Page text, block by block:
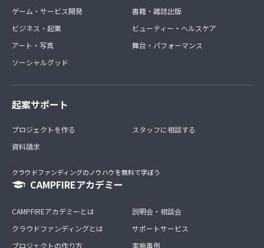
ゲーム・サービス開発
ビジネス・起業
アート・写真
ソーシャルグッド
書籍・雑誌出版
ビューティー・ヘルスケア
舞台・パフォーマンス
起案サポート
プロジェクトを作る
資料請求
スタッフに相談する
クラウドファンディングのノウハウを無料で学ぼう
CAMPFIREアカデミー
CAMPFIREアカデミーとは
クラウドファンディングとは
プロジェクトの作り方
説明会・相談会
サポートサービス
実施事例